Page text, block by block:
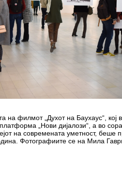
на филмот „Духот на Баухаус“, кој
„Нови дијалози“, а во
на современата уметност, беше
Фотографиите се на Мила